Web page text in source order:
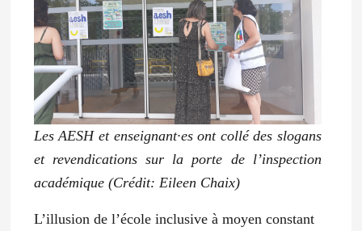
Les AESH et enseignant·es ont collé des slogans
et revendications sur la porte de l’inspection
académique (Crédit: Eileen Chaix)
L’illusion de l’école inclusive à moyen constant